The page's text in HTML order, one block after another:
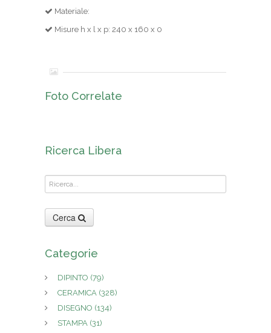
Materiale:
Misure h x l x p: 240 x 160 x 0
Foto Correlate
Ricerca Libera
Cerca
Categorie
DIPINTO (79)
CERAMICA (328)
DISEGNO (134)
STAMPA (31)